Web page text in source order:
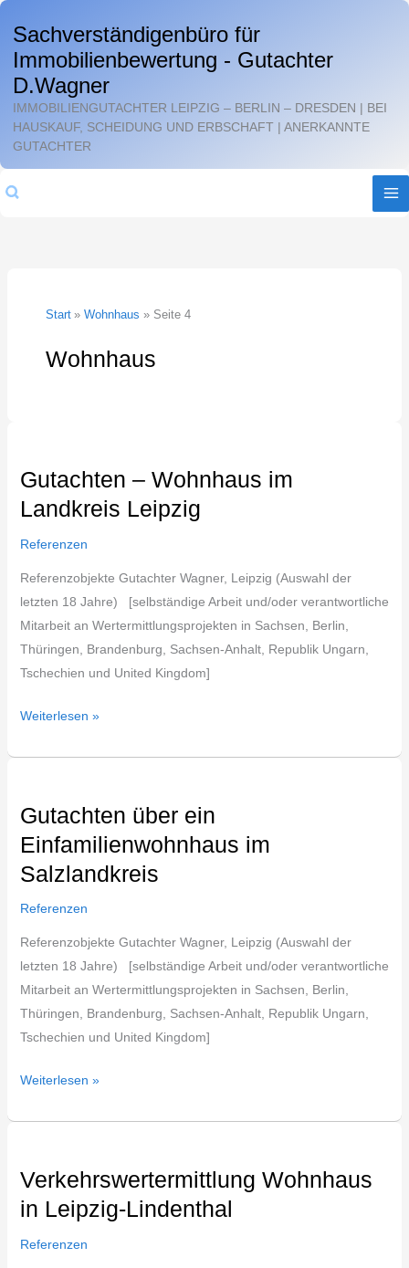
Zum
Inhalt
springen
Sachverständigenbüro für
Immobilienbewertung - Gutachter
D.Wagner
IMMOBILIENGUTACHTER LEIPZIG – BERLIN – DRESDEN | BEI
HAUSKAUF, SCHEIDUNG UND ERBSCHAFT | ANERKANNTE
GUTACHTER
Suchen
Start Wohnhaus Seite 4
Wohnhaus
Gutachten – Wohnhaus im
Landkreis Leipzig
Referenzen
Referenzobjekte Gutachter Wagner, Leipzig (Auswahl der
letzten 18 Jahre) [selbständige Arbeit und/oder verantwortliche
Mitarbeit an Wertermittlungsprojekten in Sachsen, Berlin,
Thüringen, Brandenburg, Sachsen-Anhalt, Republik Ungarn,
Tschechien und United Kingdom]
Wohnhaus
im
Leipzig
Weiterlesen »
Gutachten über ein
Einfamilienwohnhaus im
Salzlandkreis
Referenzen
Referenzobjekte Gutachter Wagner, Leipzig (Auswahl der
letzten 18 Jahre) [selbständige Arbeit und/oder verantwortliche
Mitarbeit an Wertermittlungsprojekten in Sachsen, Berlin,
Thüringen, Brandenburg, Sachsen-Anhalt, Republik Ungarn,
Tschechien und United Kingdom]
ein
Einfamilienwohnhaus
im
Weiterlesen »
Verkehrswertermittlung Wohnhaus
in Leipzig-Lindenthal
Referenzen
in
Leipzig-